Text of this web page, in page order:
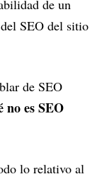
de un
SEO del sitio
de SEO
no es SEO
lo relativo al